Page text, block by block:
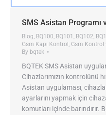
SMS Asistan Programı
Blog, BQ100, BQ101 , BQ102,
Gsm Kapı Kontrol , Gsm Kontrol
By bqtek
BQTEK SMS Asistan
Cihazlarımızın kontrolünü
Asistan uygulaması,
ayarlarını yapmak için
komutları içinde barındırır.